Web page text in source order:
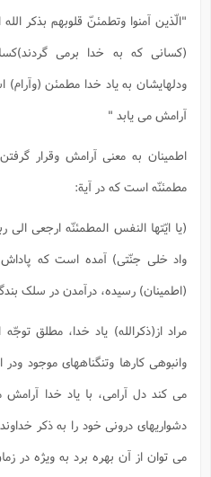
"الّذین آمنوا وتطمئنّ قلوبهم بذکر
(کسانی که به خدا برمی
ودلهایشان به یاد خدا مطمئن (وآرام)
آرامش می یابد "
اطمینان به معنی آرامش وقرار
مطمئنّه است که در آیة:
(یا ایّتها النفس المطمئنّه ارجعی
واد خلی جنّتی) آمده است که
(اطمینان) رسیده، درآمدن در سلک
مراد از(ذکرالله) یاد خدا، مطلق
وانبوهی کارها وتنگناههای موجود ودر
می کند دل آرامی، با یاد خدا آرامش
دشواریهای درونی خود را به ذکر
می توان از آن بهره برد به ویژه در